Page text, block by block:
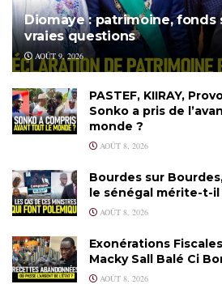
Diomaye : patrimoine, fonds
vraies questions
AOÛT 9, 2026
PASTEF, KIIRAY,
Sonko a pris de
monde ?
AOÛT 8, 2026
Bourdes sur
le sénégal mérite-t-il
AOÛT 8, 2026
Exonérations
Macky Sall Balé Ci
AOÛT 8, 2026